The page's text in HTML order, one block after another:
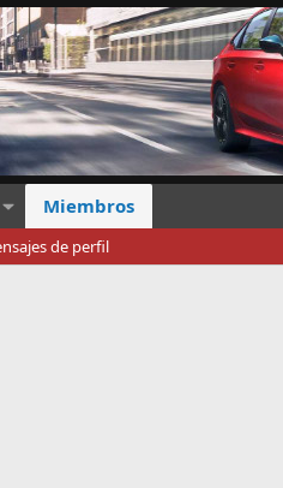
Miembros
de perfil